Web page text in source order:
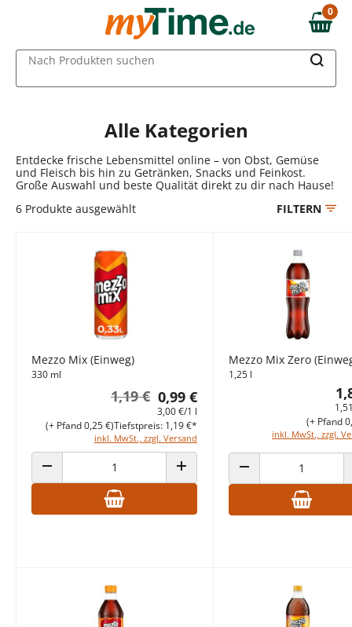
Zum Hauptinhalt springen
Zur Navigation springen
Zur Suche springen
0,00 €
0
Nach Produkten suchen
Alle Kategorien
Entdecke frische Lebensmittel online – von Obst, Gemüse
und Fleisch bis hin zu Getränken, Snacks und Feinkost.
Große Auswahl und beste Qualität direkt zu dir nach Hause!
6 Produkte ausgewählt FILTERN
Mezzo Mix (Einweg)
330 ml
0,99 €
1,19 €
3,00 €/1 l
inkl. MwSt., zzgl. Versand
(+ Pfand 0,25 €)Tiefstpreis: 1,19 €*
ANZAHL VERRINGERN ANZAHL ERHÖHEN
Mezzo Mix Zero
1,25 l
inkl. MwSt., zzgl.
(+ Pfand
ANZAHL VERRINGERN